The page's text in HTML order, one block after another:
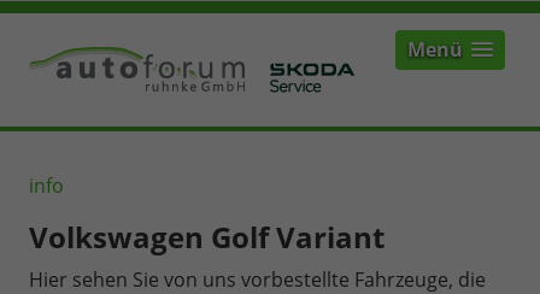
Menü
info
Volkswagen Golf Variant
Hier sehen Sie von uns vorbestellte Fahrzeuge, die